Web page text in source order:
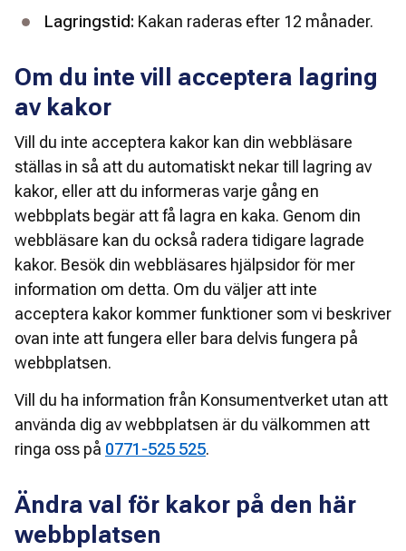
Lagringstid: Kakan raderas efter 12 månader.
Om du inte vill acceptera lagring
av kakor
Vill du inte acceptera kakor kan din webbläsare
ställas in så att du automatiskt nekar till lagring av
kakor, eller att du informeras varje gång en
webbplats begär att få lagra en kaka. Genom din
webbläsare kan du också radera tidigare lagrade
kakor. Besök din webbläsares hjälpsidor för mer
information om detta. Om du väljer att inte
acceptera kakor kommer funktioner som vi beskriver
ovan inte att fungera eller bara delvis fungera på
webbplatsen.
Vill du ha information från Konsumentverket utan att
använda dig av webbplatsen är du välkommen att
ringa oss på 0771-525 525.
Ändra val för kakor på den här
webbplatsen